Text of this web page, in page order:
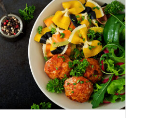
jedete za večeru, po preporukama
dijetetičara
Saveti